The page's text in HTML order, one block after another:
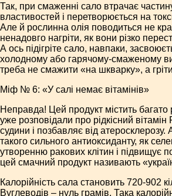
Так, при смаженні сало втрачає
властивостей і перетворюється на
Але й рослинна олія поводиться не
ненадовго нагріти, як вони різко
А ось підігріте сало, навпаки,
холодному або гарячому-смаженому
треба не смажити «на шкварку», а
Міф № 6: «У салі немає вітамінів»
Неправда! Цей продукт містить багато
уже розповідали про рідкісний вітамін
судини і позбавляє від
такого сильного антиоксиданту, як
утворенню ракових клітин і підвищує
цей смачний продукт називають
Калорійність сала становить 720-902
Вуглеводів – нуль грамів. Така